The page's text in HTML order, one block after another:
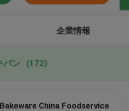
企業情報
パン (172)
China Foodservice